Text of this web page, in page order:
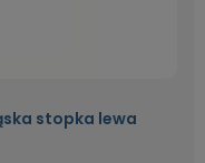
stopka lewa